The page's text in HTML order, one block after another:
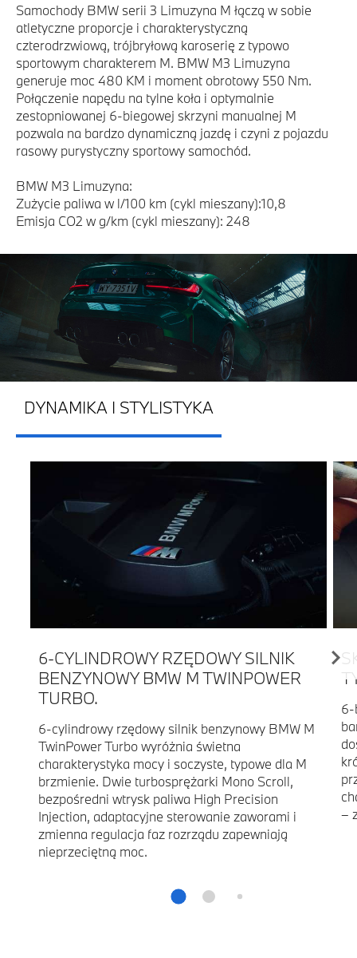
Samochody BMW serii 3 Limuzyna M łączą w sobie
atletyczne proporcje i charakterystyczną
czterodrzwiową, trójbryłową karoserię z typowo
sportowym charakterem M. BMW M3 Limuzyna
generuje moc 480 KM i moment obrotowy 550 Nm.
Połączenie napędu na tylne koła i optymalnie
zestopniowanej 6-biegowej skrzyni manualnej M
pozwala na bardzo dynamiczną jazdę i czyni z pojazdu
rasowy purystyczny sportowy samochód.
BMW M3 Limuzyna:
Zużycie paliwa w l/100 km (cykl mieszany):10,8
Emisja CO2 w g/km (cykl mieszany): 248
DYNAMIKA I STYLISTYKA
6-CYLINDROWY RZĘDOWY SILNIK
BENZYNOWY BMW M TWINPOWER
TURBO.
6-cylindrowy rzędowy silnik benzynowy BMW M
TwinPower Turbo wyróżnia świetna
charakterystyka mocy i soczyste, typowe dla M
brzmienie. Dwie turbosprężarki Mono Scroll,
bezpośredni wtrysk paliwa High Precision
Injection, adaptacyjne sterowanie zaworami i
zmienna regulacja faz rozrządu zapewniają
nieprzeciętną moc.
6-
–